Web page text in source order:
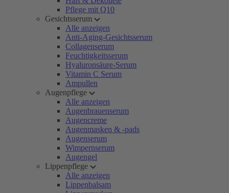
Pflege mit Q10
Gesichtsserum
Alle anzeigen
Anti-Aging-Gesichtsserum
Collagenserum
Feuchtigkeitsserum
Hyaluronsäure-Serum
Vitamin C Serum
Ampullen
Augenpflege
Alle anzeigen
Augenbrauenserum
Augencreme
Augenmasken & -pads
Augenserum
Wimpernserum
Augengel
Lippenpflege
Alle anzeigen
Lippenbalsam